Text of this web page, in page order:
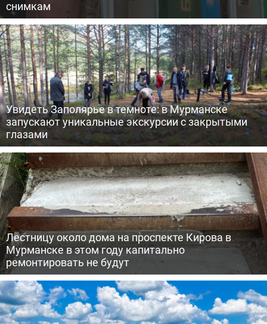
снимкам
Увидеть Заполярье в темноте: в Мурманске
запускают уникальные экскурсии с закрытыми
глазами
Лестницу около дома на проспекте Кирова в
Мурманске в этом году капитально
ремонтировать не будут